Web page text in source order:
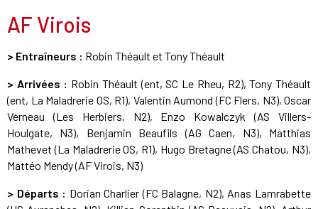
AF Virois
> Entraîneurs : Robin Théault et Tony Théault
> Arrivées : Robin Théault (ent, SC Le Rheu, R2), Tony Théault
(ent, La Maladrerie OS, R1), Valentin Aumond (FC Flers, N3), Oscar
Verneau (Les Herbiers, N2), Enzo Kowalczyk (AS Villers-
Houlgate, N3), Benjamin Beaufils (AG Caen, N3), Matthias
Mathevet (La Maladrerie OS, R1), Hugo Bretagne (AS Chatou, N3),
Mattéo Mendy (AF Virois, N3)
> Départs : Dorian Charlier (FC Balagne, N2), Anas Lamrabette